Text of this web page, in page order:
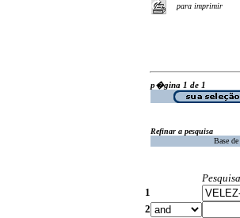
para imprimir
p�gina 1 de 1
Refinar a pesquisa
Base
1
2